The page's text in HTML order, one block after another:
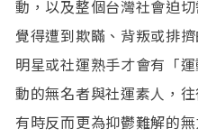
動，以及整個台灣社會迫
覺得遭到欺瞞、背叛或排
明星或社運熟手才會有「
動的無名者與社運素人，
有時反而更為抑鬱難解的